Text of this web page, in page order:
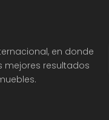
en donde
resultados